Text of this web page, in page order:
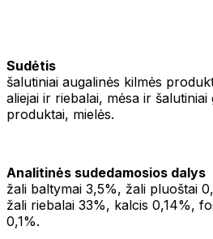
Sudėtis
šalutiniai augalinės kilmės
aliejai ir riebalai, mėsa ir
produktai, mielės.
Analitinės sudedamosios dalys
žali baltymai 3,5%, žali pluoštai
žali riebalai 33%, kalcis 0,14%,
0,1%.